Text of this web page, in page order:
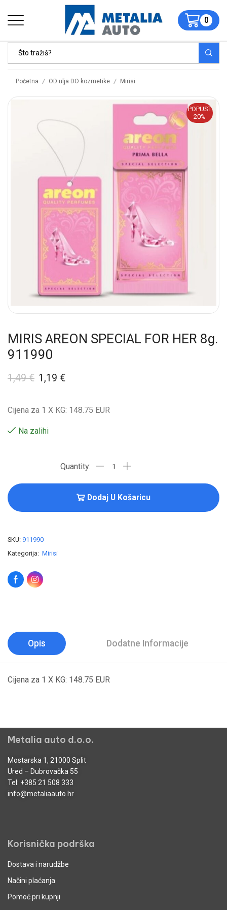
0
Početna / OD ulja DO kozmetike / Mirisi
POPUST
20%
MIRIS AREON SPECIAL FOR HER 8g.
911990
1,49€ 1,19 €
Cijena za 1 X KG: 148.75 EUR
Na zalihi
Dodaj U Košaricu
SKU: 911990
Kategorija: Mirisi
Opis Dodatne Informacije
Cijena za 1 X KG: 148.75 EUR
Metalia auto d.o.o.
Mostarska 1, 21000 Split
Ured – Dubrovačka 55
Tel: +385 21 508 333
info@metaliaauto.hr
Korisnička podrška
Dostava i narudžbe
Načini plaćanja
Pomoć pri kupnji